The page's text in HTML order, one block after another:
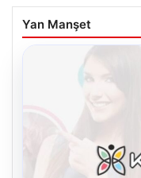
Yan Manşet